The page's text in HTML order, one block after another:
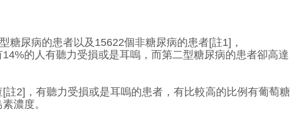
糖尿病的患者以及15622個非糖尿病的患者[註1]，
的人有聽力受損或是耳嗚，而第二型糖尿病的患者卻高達
註2]，有聽力受損或是耳嗚的患者，有比較高的比例有葡萄糖
濃度。